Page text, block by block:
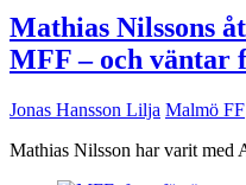
Mathias Nilssons
MFF – och väntar
Jonas Hansson Lilja Malmö FF
Mathias Nilsson har varit med